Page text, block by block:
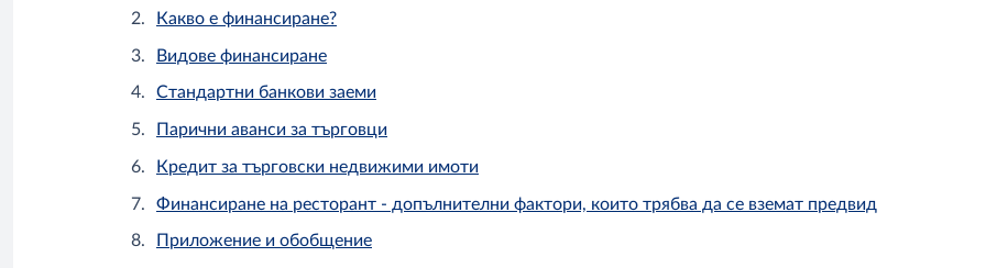
Какво е финансиране?
Видове финансиране
Стандартни банкови заеми
Парични аванси за търговци
Кредит за търговски недвижими имоти
Финансиране на ресторант - допълнителни фактори, които трябва да се вземат предвид
Приложение и обобщение